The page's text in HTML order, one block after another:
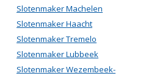
Slotenmaker Machelen
Slotenmaker Haacht
Slotenmaker Tremelo
Slotenmaker Lubbeek
Slotenmaker Wezembeek-